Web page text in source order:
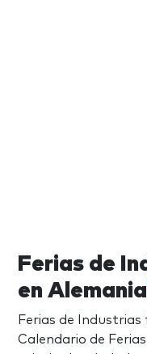
Ferias de
en Alemania
Ferias de
Calendario de